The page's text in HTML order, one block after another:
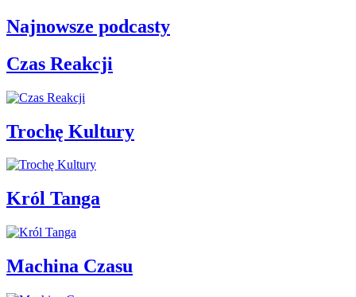
Najnowsze podcasty
Czas Reakcji
Trochę Kultury
Król Tanga
Machina Czasu